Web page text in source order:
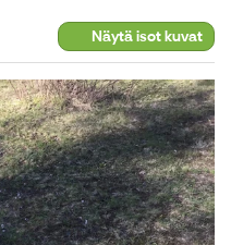
Näytä isot kuvat